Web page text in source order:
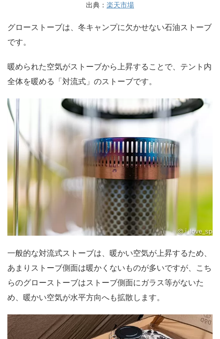
出典： 楽天市場
グローストーブは、冬キャンプに欠かせない石油ストーブ
です。
暖められた空気がストーブから上昇することで、テント内
全体を暖める「対流式」のストーブです。
一般的な対流式ストーブは、暖かい空気が上昇するため、
あまりストーブ側面は暖かくないものが多いですが、こち
らのグローストーブはストーブ側面にガラス等がないた
め、暖かい空気が水平方向へも拡散します。